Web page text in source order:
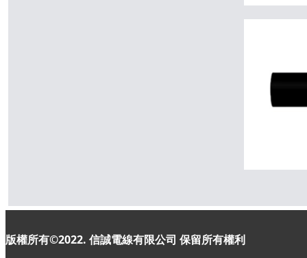
版權所有©2022. 信誠電線有限公司 保留所有權利